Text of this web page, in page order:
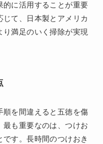
的に活用することが重要
て、日本製とアメリカ
満足のいく掃除が実現
順を間違えると五徳を傷
も重要なのは、つけお
す。長時間のつけおき